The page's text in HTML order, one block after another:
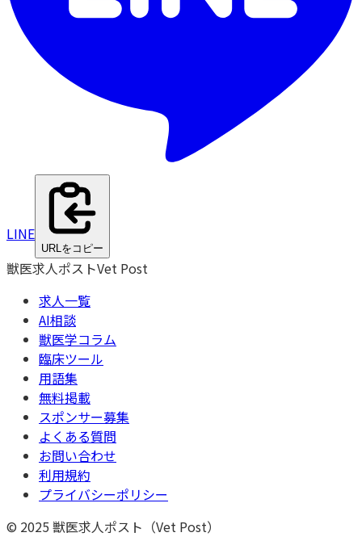
LINE
URLをコピー
獣医求人ポストVet Post
求人一覧
AI相談
獣医学コラム
臨床ツール
用語集
無料掲載
スポンサー募集
よくある質問
お問い合わせ
利用規約
プライバシーポリシー
© 2025 獣医求人ポスト（Vet Post）